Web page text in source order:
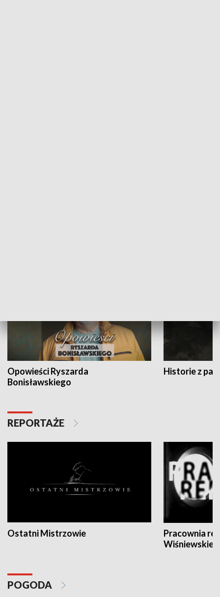
Opowieści Ryszarda
Bonisławskiego
Historie z
REPORTAŻE
Ostatni Mistrzowie
Pracownia
POGODA